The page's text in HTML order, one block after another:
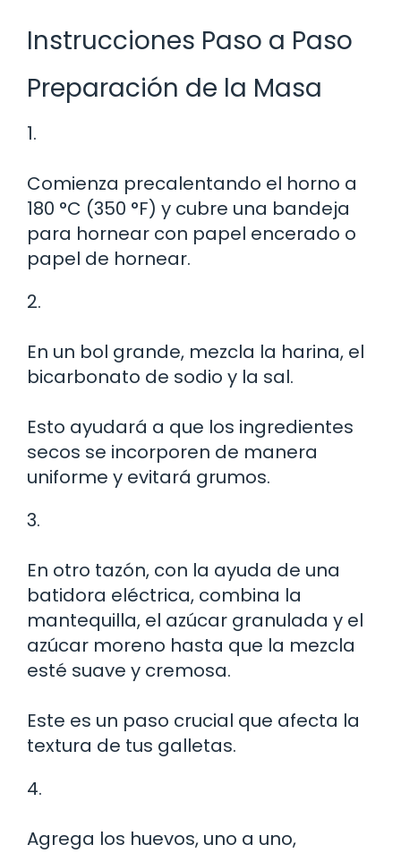
Instrucciones Paso a Paso
Preparación de la Masa
1.
Comienza precalentando el horno a
180 °C (350 °F) y cubre una bandeja
para hornear con papel encerado o
papel de hornear.
2.
En un bol grande, mezcla la harina, el
bicarbonato de sodio y la sal.
Esto ayudará a que los ingredientes
secos se incorporen de manera
uniforme y evitará grumos.
3.
En otro tazón, con la ayuda de una
batidora eléctrica, combina la
mantequilla, el azúcar granulada y el
azúcar moreno hasta que la mezcla
esté suave y cremosa.
Este es un paso crucial que afecta la
textura de tus galletas.
4.
Agrega los huevos, uno a uno,